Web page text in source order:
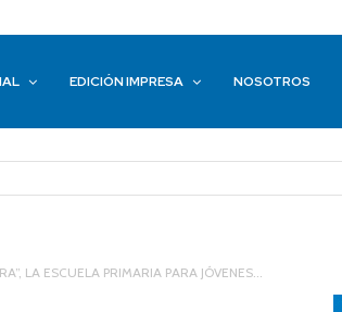
EDICIÓN IMPRESA NOSOTROS
LA ESCUELA PRIMARIA PARA JÓVENES...